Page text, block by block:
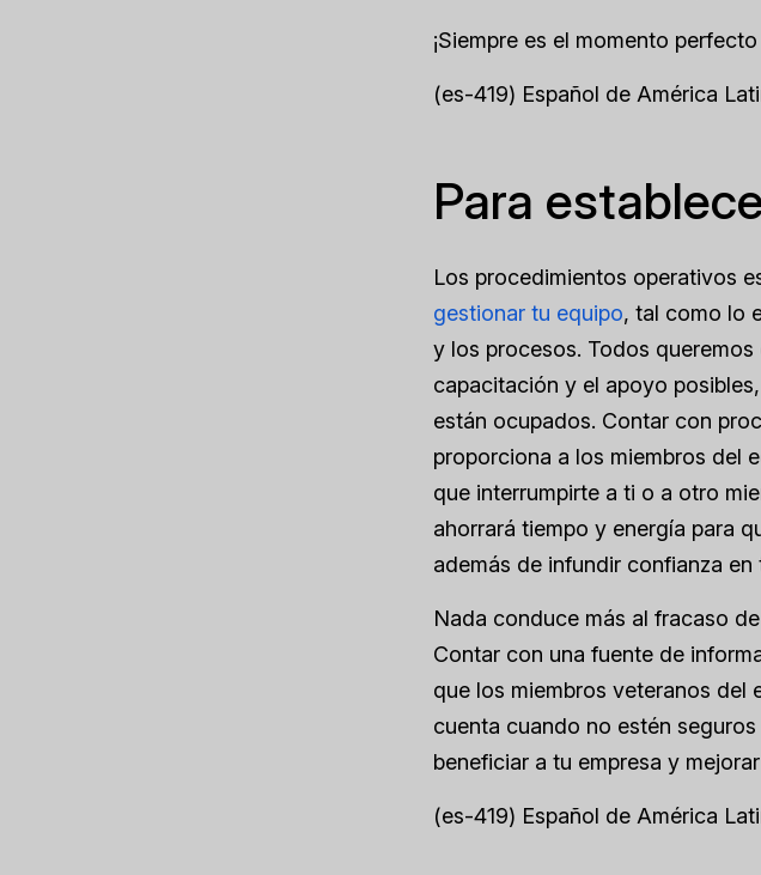
¡Siempre es el momento
(es-419) Español de América
Para
Los procedimientos operativos
gestionar tu equipo, tal como lo
y los procesos. Todos
capacitación y el apoyo
están ocupados. Contar con
proporciona a los miembros del
que interrumpirte a ti o a otro
ahorrará tiempo y energía para
además de infundir confianza en
Nada conduce más al fracaso
Contar con una fuente de
que los miembros veteranos del
cuenta cuando no estén
beneficiar a tu empresa y
(es-419) Español de América